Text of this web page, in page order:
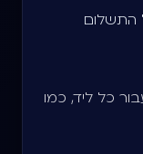
התשלום
כל ליד, כמו